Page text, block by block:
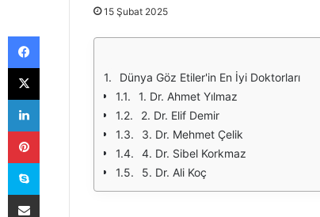
15 Şubat 2025
Dünya Göz Etiler'in En İyi Doktorları
1. Dr. Ahmet Yılmaz
2. Dr. Elif Demir
3. Dr. Mehmet Çelik
4. Dr. Sibel Korkmaz
5. Dr. Ali Koç
Facebook
X
LinkedIn
Pinterest
Skype
E-Posta ile paylaş